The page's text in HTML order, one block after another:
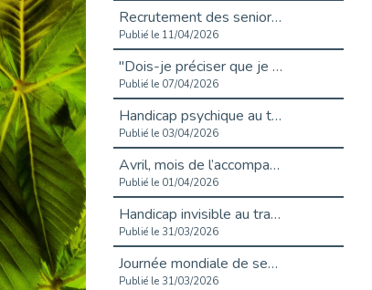
Recrutement des seniors : Un levier de transformation pour les ETI franciliennes
Publié le 11/04/2026
"Dois-je préciser que je suis handicapé sur mon CV?"
Publié le 07/04/2026
Handicap psychique au travail : et si nous changions de regard - vidéo
Publié le 03/04/2026
Avril, mois de l’accompagnement dans l’emploi avec Cap emploi.
Publié le 01/04/2026
Handicap invisible au travail : se taire ou parler? - vidéo
Publié le 31/03/2026
Journée mondiale de sensibilisation à l’autisme
Publié le 31/03/2026